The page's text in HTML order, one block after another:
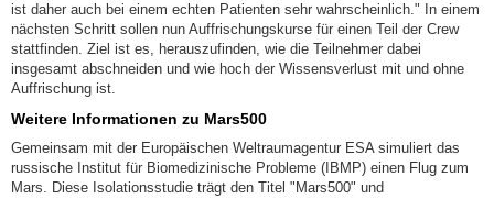
ist daher auch bei einem echten Patienten sehr wahrscheinlich." In einem
nächsten Schritt sollen nun Auffrischungskurse für einen Teil der Crew
stattfinden. Ziel ist es, herauszufinden, wie die Teilnehmer dabei
insgesamt abschneiden und wie hoch der Wissensverlust mit und ohne
Auffrischung ist.
Weitere Informationen zu Mars500
Gemeinsam mit der Europäischen Weltraumagentur ESA simuliert das
russische Institut für Biomedizinische Probleme (IBMP) einen Flug zum
Mars. Diese Isolationsstudie trägt den Titel "Mars500" und